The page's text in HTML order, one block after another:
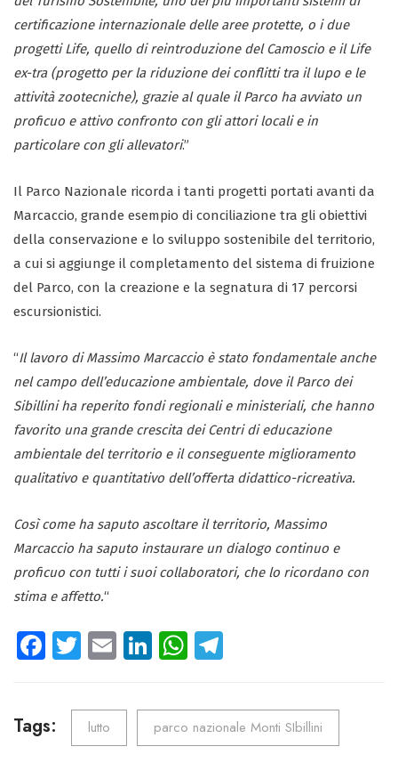
certificazione internazionale delle aree protette, o i due
progetti Life, quello di reintroduzione del Camoscio e il Life
ex-tra (progetto per la riduzione dei conflitti tra il lupo e le
attività zootecniche), grazie al quale il Parco ha avviato un
proficuo e attivo confronto con gli attori locali e in
particolare con gli allevatori.”
Il Parco Nazionale ricorda i tanti progetti portati avanti da
Marcaccio, grande esempio di conciliazione tra gli obiettivi
della conservazione e lo sviluppo sostenibile del territorio,
a cui si aggiunge il completamento del sistema di fruizione
del Parco, con la creazione e la segnatura di 17 percorsi
escursionistici.
“Il lavoro di Massimo Marcaccio è stato fondamentale anche
nel campo dell’educazione ambientale, dove il Parco dei
Sibillini ha reperito fondi regionali e ministeriali, che hanno
favorito una grande crescita dei Centri di educazione
ambientale del territorio e il conseguente miglioramento
qualitativo e quantitativo dell’offerta didattico-ricreativa.
Così come ha saputo ascoltare il territorio, Massimo
Marcaccio ha saputo instaurare un dialogo continuo e
proficuo con tutti i suoi collaboratori, che lo ricordano con
stima e affetto.“
Fa
o
ok
T
tt
er
E
ail
Li
e
dI
n
W
ts
A
p
gr
a
m
Tags: lutto parco nazionale Monti SIbillini